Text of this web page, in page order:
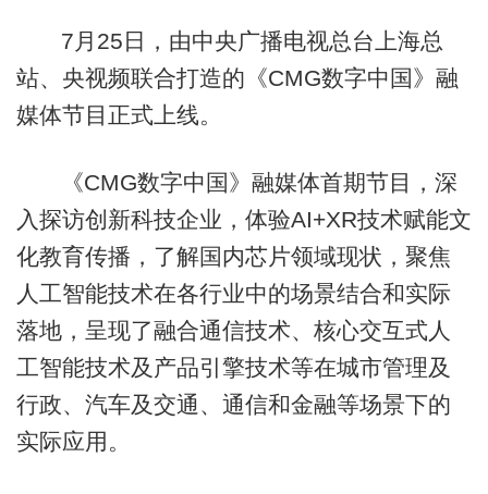
7月25日，由中央广播电视总台上海总
站、央视频联合打造的《CMG数字中国》融
媒体节目正式上线。
《CMG数字中国》融媒体首期节目，深
入探访创新科技企业，体验AI+XR技术赋能文
化教育传播，了解国内芯片领域现状，聚焦
人工智能技术在各行业中的场景结合和实际
落地，呈现了融合通信技术、核心交互式人
工智能技术及产品引擎技术等在城市管理及
行政、汽车及交通、通信和金融等场景下的
实际应用。